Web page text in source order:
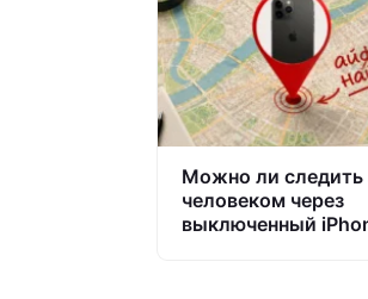
Можно ли следить
человеком через
выключенный